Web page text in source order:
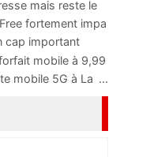
mais reste le
...
fortement impa
cap important
...
mobile à 9,99
mobile 5G à La ...